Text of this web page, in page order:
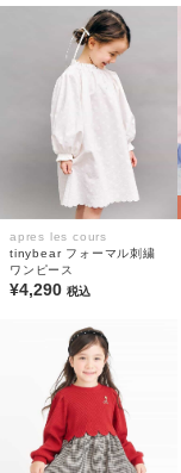
apres les cours
tinybear フォーマル刺繍
ワンピース
¥4,290 税込